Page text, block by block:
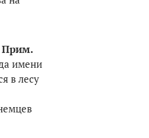
Прим.
имени
в лесу